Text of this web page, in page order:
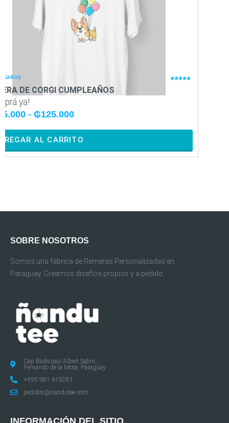

DE CORGI CUMPLEAÑOS
ya!
- ₲125.000
AL CARRITO
SOBRE NOSOTROS
Somos una fábrica de Remeras Personalizadas en
Paraguay. Creamos diseños propios y a pedido.
Cap Bado casi Albert Sabin,
Fernando de la Mora, Paraguay
+595 981 619281
pedidos@nandutee.com